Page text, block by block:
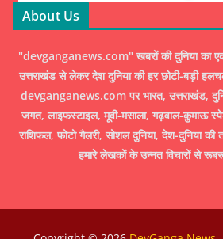
About Us
"devganganews.com" खबरों की दुनिया का
उत्तराखंड से लेकर देश दुनिया की हर छोटी-बड़ी
devganganews.com पर भारत, उत्तराखंड,
जगत, लाइफस्टाइल, मूवी-मसाला, गढ़वाल-कुमाऊ
राशिफल, फोटो गैलरी, सोशल दुनिया, देश-दुनिया की
हमारे लेखकों के उन्नत विचारों से